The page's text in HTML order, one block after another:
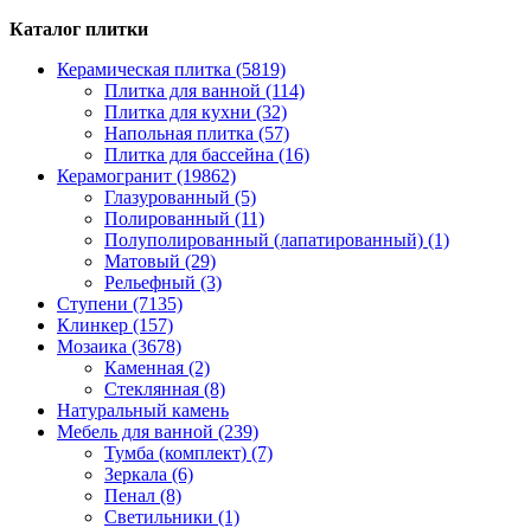
Каталог плитки
Керамическая плитка (5819)
Плитка для ванной (114)
Плитка для кухни (32)
Напольная плитка (57)
Плитка для бассейна (16)
Керамогранит (19862)
Глазурованный (5)
Полированный (11)
Полуполированный (лапатированный) (1)
Матовый (29)
Рельефный (3)
Ступени (7135)
Клинкер (157)
Мозаика (3678)
Каменная (2)
Стеклянная (8)
Натуральный камень
Мебель для ванной (239)
Тумба (комплект) (7)
Зеркала (6)
Пенал (8)
Светильники (1)